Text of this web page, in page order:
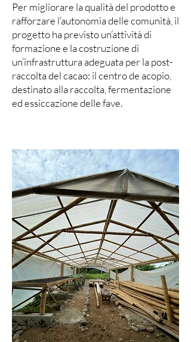
Per migliorare la qualità del prodotto e
rafforzare l’autonomia delle comunità, il
progetto ha previsto un’attività di
formazione e la costruzione di
un’infrastruttura adeguata per la post-
raccolta del cacao: il centro de acopio,
destinato alla raccolta, fermentazione
ed essiccazione delle fave.